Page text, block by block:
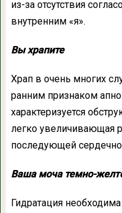
из-за отсутствия
внутренним «я».
Вы храпите
Храп в очень многих
ранним признаком
характеризуется
легко увеличивающая
последующей
Ваша моча темно-
Гидратация